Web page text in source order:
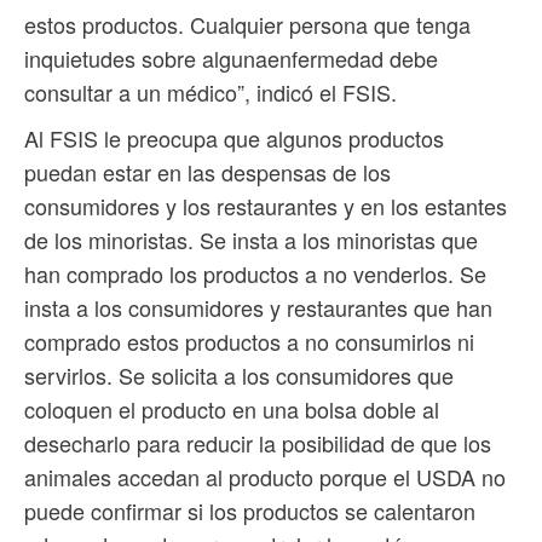
estos productos. Cualquier persona que tenga
inquietudes sobre algunaenfermedad debe
consultar a un médico”, indicó el FSIS.
Al FSIS le preocupa que algunos productos
puedan estar en las despensas de los
consumidores y los restaurantes y en los estantes
de los minoristas. Se insta a los minoristas que
han comprado los productos a no venderlos. Se
insta a los consumidores y restaurantes que han
comprado estos productos a no consumirlos ni
servirlos. Se solicita a los consumidores que
coloquen el producto en una bolsa doble al
desecharlo para reducir la posibilidad de que los
animales accedan al producto porque el USDA no
puede confirmar si los productos se calentaron